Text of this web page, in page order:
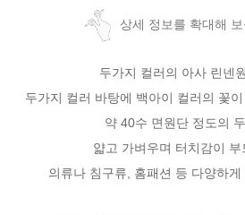
상세 정보를 확대해
두가지 컬러의 아사 린넨
두가지 컬러 바탕에 백아이 컬러의 꽃
약 40수 면원단 정도의
얇고 가벼우며 터치감이 부
의류나 침구류, 홈패션 등 다양하게